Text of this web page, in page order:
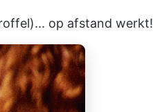
op afstand werkt!